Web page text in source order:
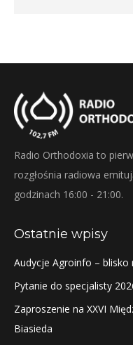
Radio Orthodoxia to
rozgłośnia radiowa
godzinach 16:00 - 21:00.
Ostatnie wpisy
Audycje Agroinfo – blisko
Pytanie do specjalisty
Zaproszenie na XXVI
Biasieda